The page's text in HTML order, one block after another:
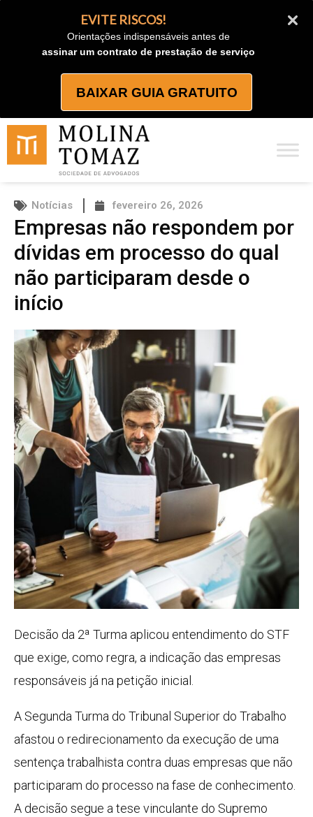
EVITE RISCOS!
Orientações indispensáveis antes de
assinar um contrato de prestação de serviço
BAIXAR GUIA GRATUITO
Notícias fevereiro 26, 2026
Empresas não respondem por
dívidas em processo do qual
não participaram desde o
início
Decisão da 2ª Turma aplicou entendimento do STF
que exige, como regra, a indicação das empresas
responsáveis já na petição inicial.
A Segunda Turma do Tribunal Superior do Trabalho
afastou o redirecionamento da execução de uma
sentença trabalhista contra duas empresas que não
participaram do processo na fase de conhecimento.
A decisão segue a tese vinculante do Supremo